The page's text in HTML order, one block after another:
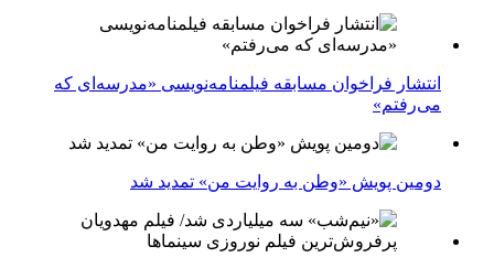
انتشار فراخوان مسابقه فیلمنامه‌نویسی «مدرسه‌ای که
می‌رفتم»
دومین پویش «وطن به روایت من» تمدید شد